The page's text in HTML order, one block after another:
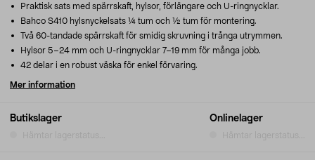
Butikslager
Hämtar lagerstatus...
Onlinelager
Hämtar lagerstatus...
Praktisk sats med spärrskaft, hylsor, förlängare och U-ringnycklar.
Bahco S410 hylsnyckelsats ¼ tum och ½ tum för montering.
Två 60-tandade spärrskaft för smidig skruvning i trånga utrymmen.
Hylsor 5–24 mm och U-ringnycklar 7–19 mm för många jobb.
42 delar i en robust väska för enkel förvaring.
Mer information